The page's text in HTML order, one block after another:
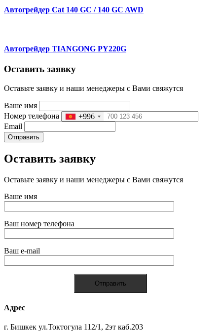
Автогрейдер Cat 140 GC / 140 GC AWD
Автогрейдер TIANGONG PY220G
Оставить заявку
Оставьте заявку и наши менеджеры с Вами свяжутся
Ваше имя
Номер телефона
+996
Email
Отправить
Оставить заявку
Оставьте заявку и наши менеджеры с Вами свяжутся
Ваше имя
Ваш номер телефона
Ваш e-mail
Адрес
г. Бишкек ул.Токтогула 112/1, 2эт каб.203